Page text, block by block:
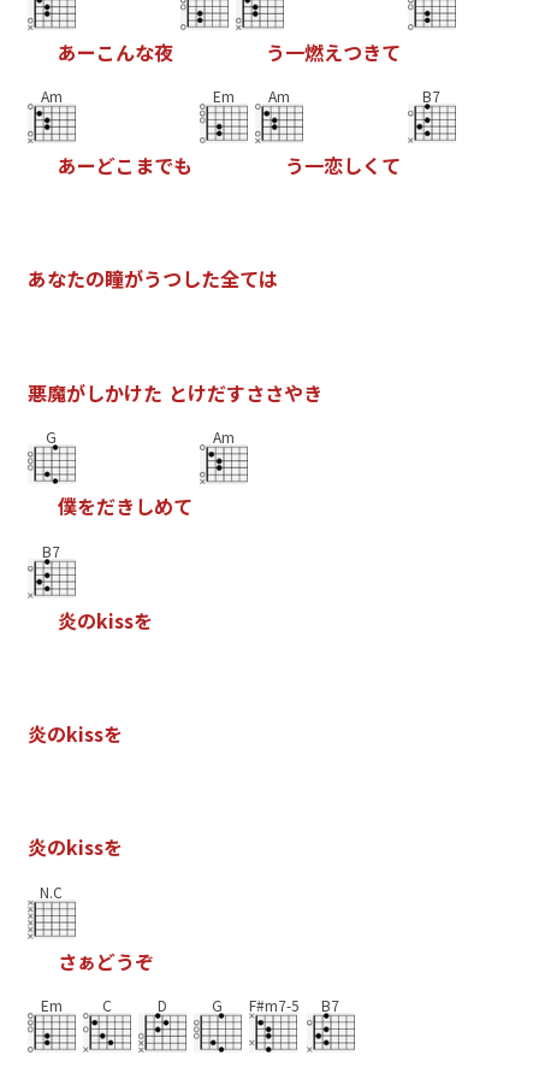
あーこんな夜 う一燃えつきて
Am
あーどこ までも
Em Am
う一恋しく て
B7
あなたの瞳がうつした全ては
悪魔がしかけた とけだすささやき
G
僕をだき しめて
Am
B7
炎のkissを
炎のkissを
炎のkissを
N.C
さぁどうぞ
Em C D G F#m7-5 B7